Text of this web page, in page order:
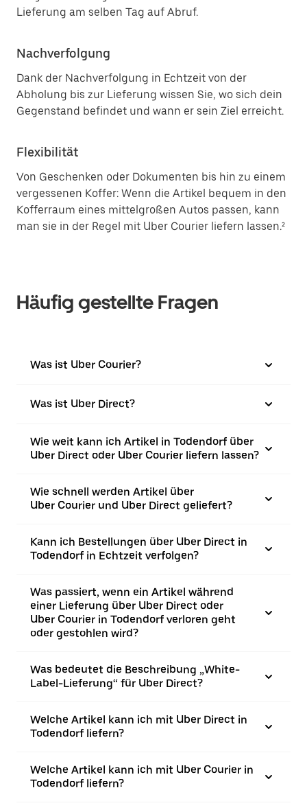
Lieferung am selben Tag auf Abruf.
Nachverfolgung
Dank der Nachverfolgung in Echtzeit von der
Abholung bis zur Lieferung wissen Sie, wo sich dein
Gegenstand befindet und wann er sein Ziel erreicht.
Flexibilität
Von Geschenken oder Dokumenten bis hin zu einem
vergessenen Koffer: Wenn die Artikel bequem in den
Kofferraum eines mittelgroßen Autos passen, kann
man sie in der Regel mit Uber Courier liefern lassen.²
Häufig gestellte Fragen
Was ist Uber Courier?
Was ist Uber Direct?
Wie weit kann ich Artikel in Todendorf über
Uber Direct oder Uber Courier liefern lassen?
Wie schnell werden Artikel über
Uber Courier und Uber Direct geliefert?
Kann ich Bestellungen über Uber Direct in
Todendorf in Echtzeit verfolgen?
Was passiert, wenn ein Artikel während
einer Lieferung über Uber Direct oder
Uber Courier in Todendorf verloren geht
oder gestohlen wird?
Was bedeutet die Beschreibung „White-
Label-Lieferung“ für Uber Direct?
Welche Artikel kann ich mit Uber Direct in
Todendorf liefern?
Welche Artikel kann ich mit Uber Courier in
Todendorf liefern?